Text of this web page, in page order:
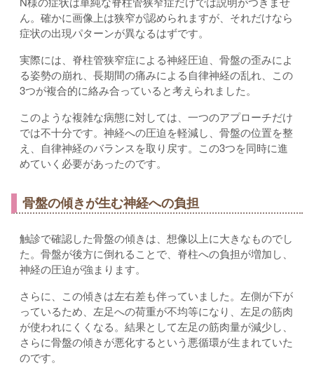
ん。確かに画像上は狭窄が認められますが、それだけなら
症状の出現パターンが異なるはずです。
実際には、脊柱管狭窄症による神経圧迫、骨盤の歪みによ
る姿勢の崩れ、長期間の痛みによる自律神経の乱れ、この
3つが複合的に絡み合っていると考えられました。
このような複雑な病態に対しては、一つのアプローチだけ
では不十分です。神経への圧迫を軽減し、骨盤の位置を整
え、自律神経のバランスを取り戻す。この3つを同時に進
めていく必要があったのです。
骨盤の傾きが生む神経への負担
触診で確認した骨盤の傾きは、想像以上に大きなものでし
た。骨盤が後方に倒れることで、脊柱への負担が増加し、
神経の圧迫が強まります。
さらに、この傾きは左右差も伴っていました。左側が下が
っているため、左足への荷重が不均等になり、左足の筋肉
が使われにくくなる。結果として左足の筋肉量が減少し、
さらに骨盤の傾きが悪化するという悪循環が生まれていた
のです。